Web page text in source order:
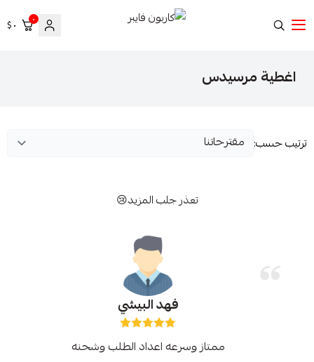
٠ ٠ $
اغطية مرسيدس
ترتيب حسب:
تعذر جلب المزيد😢
فهد البيشي
ممتاز وسرعه اعداد الطلب وشحنه